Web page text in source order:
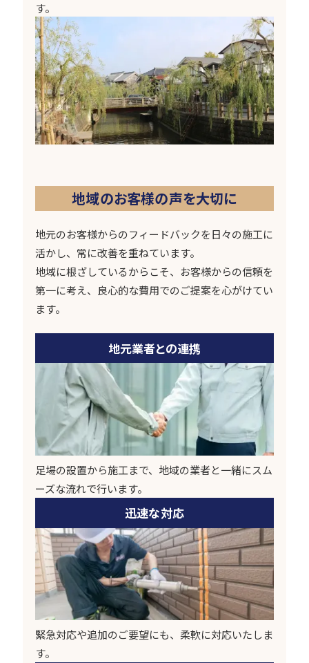
す。
地域のお客様の声を大切に
地元のお客様からのフィードバックを日々の施工に
活かし、常に改善を重ねています。
地域に根ざしているからこそ、お客様からの信頼を
第一に考え、良心的な費用でのご提案を心がけてい
ます。
地元業者との連携
足場の設置から施工まで、地域の業者と一緒にスム
ーズな流れで行います。
迅速な対応
緊急対応や追加のご要望にも、柔軟に対応いたしま
す。